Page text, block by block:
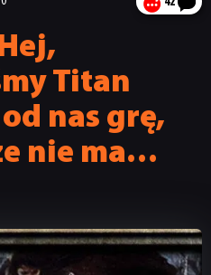
Titan
nas grę,
nie ma…